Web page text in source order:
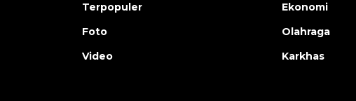
Terpopuler
Foto
Video
Ekonomi
Olahraga
Karkhas